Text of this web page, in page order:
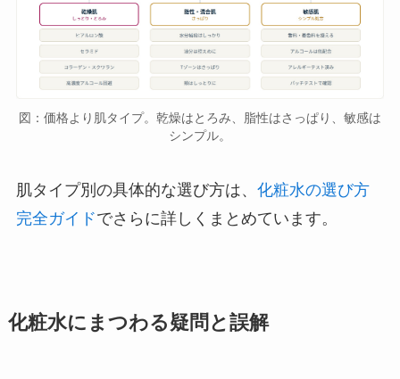
図：価格より肌タイプ。乾燥はとろみ、脂性はさっぱり、敏感は
シンプル。
肌タイプ別の具体的な選び方は、 化粧水の選び方
完全ガイドでさらに詳しくまとめています。
化粧水にまつわる疑問と誤解